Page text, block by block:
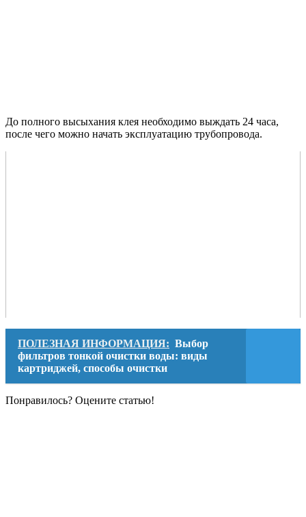
До полного высыхания клея необходимо выждать 24 часа,
после чего можно начать эксплуатацию трубопровода.
ПОЛЕЗНАЯ ИНФОРМАЦИЯ: Выбор
фильтров тонкой очистки воды: виды
картриджей, способы очистки
Понравилось? Оцените статью!